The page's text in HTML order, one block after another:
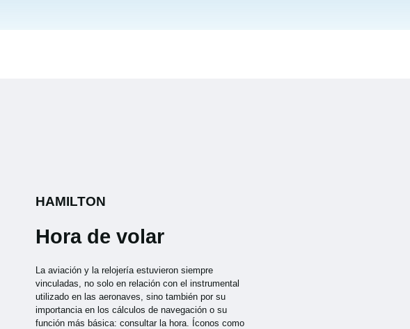
HAMILTON
Hora de volar
La aviación y la relojería estuvieron siempre
vinculadas, no solo en relación con el instrumental
utilizado en las aeronaves, sino también por su
importancia en los cálculos de navegación o su
función más básica: consultar la hora. Íconos como